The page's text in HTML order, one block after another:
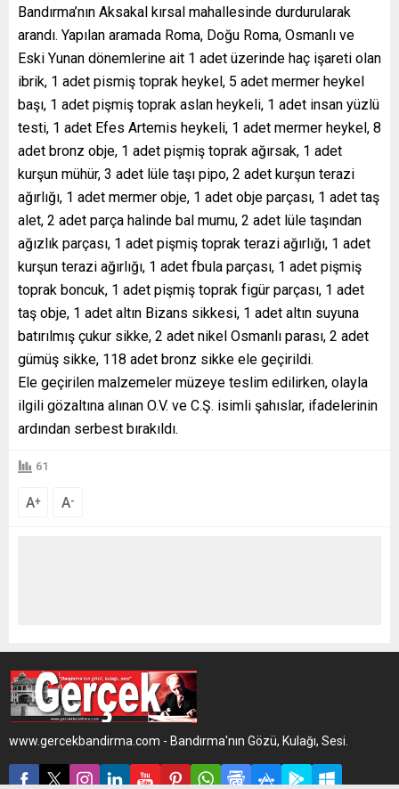
Bandırma’nın Aksakal kırsal mahallesinde durdurularak
arandı. Yapılan aramada Roma, Doğu Roma, Osmanlı ve
Eski Yunan dönemlerine ait 1 adet üzerinde haç işareti olan
ibrik, 1 adet pismiş toprak heykel, 5 adet mermer heykel
başı, 1 adet pişmiş toprak aslan heykeli, 1 adet insan yüzlü
testi, 1 adet Efes Artemis heykeli, 1 adet mermer heykel, 8
adet bronz obje, 1 adet pişmiş toprak ağırsak, 1 adet
kurşun mühür, 3 adet lüle taşı pipo, 2 adet kurşun terazi
ağırlığı, 1 adet mermer obje, 1 adet obje parçası, 1 adet taş
alet, 2 adet parça halinde bal mumu, 2 adet lüle taşından
ağızlık parçası, 1 adet pişmiş toprak terazi ağırlığı, 1 adet
kurşun terazi ağırlığı, 1 adet fbula parçası, 1 adet pişmiş
toprak boncuk, 1 adet pişmiş toprak figür parçası, 1 adet
taş obje, 1 adet altın Bizans sikkesi, 1 adet altın suyuna
batırılmış çukur sikke, 2 adet nikel Osmanlı parası, 2 adet
gümüş sikke, 118 adet bronz sikke ele geçirildi.
Ele geçirilen malzemeler müzeye teslim edilirken, olayla
ilgili gözaltına alınan O.V. ve C.Ş. isimli şahıslar, ifadelerinin
ardından serbest bırakıldı.
61
A+ A-
www.gercekbandirma.com - Bandırma'nın Gözü, Kulağı, Sesi.